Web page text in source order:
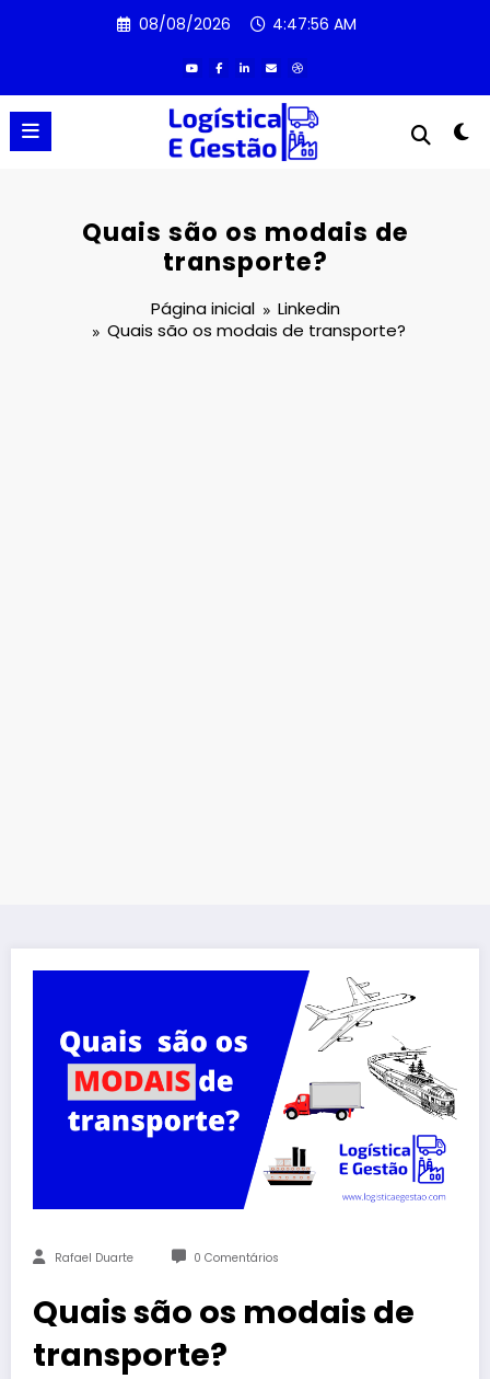
08/08/2026 4:47:56 AM
Quais são os modais de
transporte?
Página inicial
Linkedin
Quais são os modais de transporte?
Rafael Duarte 0 Comentários
Quais são os modais de
transporte?